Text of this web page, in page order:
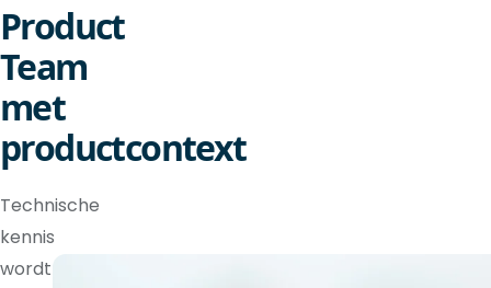
Product
Team
met
productcontext
Technische
kennis
wordt